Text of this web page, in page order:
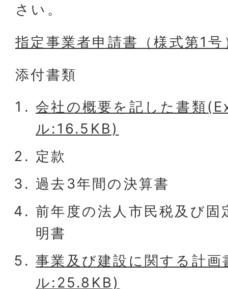
さい。
指定事業者申請書（様式第1
添付書類
会社の概要を記した書類
ル:16.5KB)
定款
過去3年間の決算書
前年度の法人市民税及び固
明書
事業及び建設に関する計
ル:25.8KB)